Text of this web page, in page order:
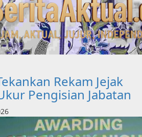
Rekam Jejak
Pengisian Jabatan